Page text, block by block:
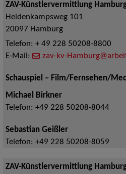
ZAV-Künstlervermittlung
Heidenkampsweg 101
20097 Hamburg
Telefon: + 49 228 50208-8800
E-Mail:
zav-kv-
Schauspiel – Film/Fernsehen/
Michael Birkner
Telefon: +49 228 50208-8044
Sebastian Geißler
Telefon: +49 228 50208-8059
ZAV-Künstlervermittlung